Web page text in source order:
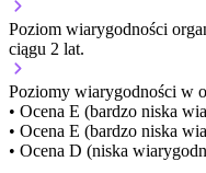
Poziom wiarygodności
ciągu 2 lat.
Poziomy wiarygodności w
• Ocena E (bardzo niska
• Ocena E (bardzo niska
• Ocena D (niska